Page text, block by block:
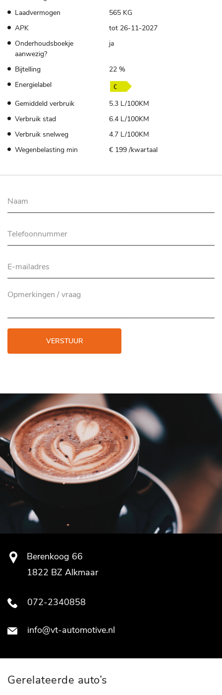
Laadvermogen
565 KG
APK
tot 26-11-2027
Onderhoudsboekje
aanwezig?
ja
Bijtelling
22 %
Energielabel
Gemiddeld verbruik
5.3 L/100KM
Verbruik stad
6.4 L/100KM
Verbruik snelweg
4.7 L/100KM
Wegenbelasting min
€ 199 /kwartaal
VERSTUUR
Berenkoog 66
1822 BZ Alkmaar
072-2340858
info@vt-automotive.nl
Gerelateerde auto’s